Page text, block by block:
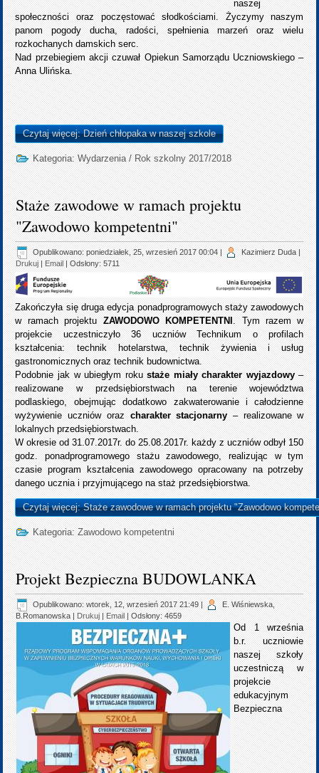
naszej
społeczności oraz poczęstować słodkościami. Życzymy naszym
panom pogody ducha, radości, spełnienia marzeń oraz wielu
rozkochanych damskich serc.
Nad przebiegiem akcji czuwał Opiekun Samorządu Uczniowskiego –
Anna Ulińska.
Czytaj więcej: Dzień chłopaka w naszej szkole
Kategoria:Wydarzenia / Rok szkolny 2017/2018
Staże zawodowe w ramach projektu
"Zawodowo kompetentni"
Opublikowano: poniedziałek, 25, wrzesień 2017 00:04 Kazimierz Duda
Drukuj
Email | Odsłony: 5711
Zakończyła się druga edycja ponadprogramowych staży zawodowych
w ramach projektu ZAWODOWO KOMPETENTNI . Tym razem w
projekcie uczestniczyło 36 uczniów Technikum o profilach
kształcenia: technik hotelarstwa, technik żywienia i usług
gastronomicznych oraz technik budownictwa.
Podobnie jak w ubiegłym rokustaże miały charakter wyjazdowy–
realizowane w przedsiębiorstwach na terenie województwa
podlaskiego, obejmując dodatkowo zakwaterowanie i całodzienne
wyżywienie uczniów oraz charakter stacjonarny– realizowane w
lokalnych przedsiębiorstwach.
W okresie od 31.07.2017r. do 25.08.2017r. każdy z uczniów odbył 150
godz. ponadprogramowego stażu zawodowego, realizując w tym
czasie program kształcenia zawodowego opracowany na potrzeby
danego ucznia i przyjmującego na staż przedsiębiorstwa.
Czytaj więcej: Staże zawodowe w ramach projektu "Zawodowo
Kategoria:Zawodowo kompetentni
Projekt Bezpieczna BUDOWLANKA
Opublikowano: wtorek, 12, wrzesień 2017 21:49
E. Wiśniewska,
B.Romanowska
Drukuj Email | Odsłony: 4659
Od 1 września
b.r. uczniowie
naszej szkoły
uczestniczą w
projekcie
edukacyjnym
Bezpieczna